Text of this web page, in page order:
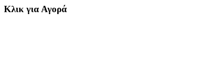
Κλικ για Αγορά